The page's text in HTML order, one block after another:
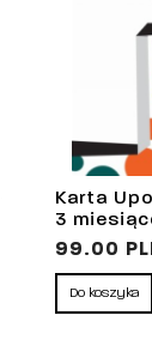
Karta
3
99.00
Do koszyka